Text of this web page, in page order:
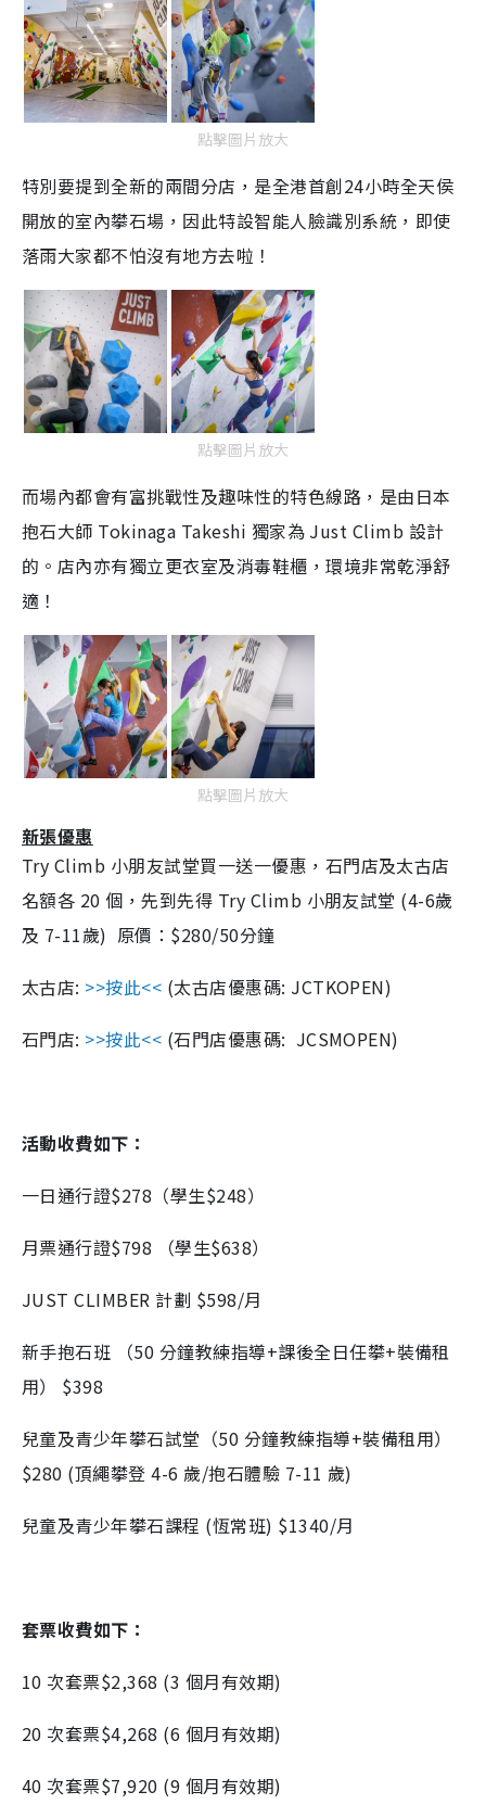
i
m
點擊圖片放大
特別要提到全新的兩間分店，是全港首創24小時全天侯
開放的室內攀石場，因此特設智能人臉識別系統，即使
落雨大家都不怕沒有地方去啦！
點擊圖片放大
而場內都會有富挑戰性及趣味性的特色線路，是由日本
抱石大師 Tokinaga Takeshi 獨家為 Just Climb 設計
的。店內亦有獨立更衣室及消毒鞋櫃，環境非常乾淨舒
適！
點擊圖片放大
新張優惠
Try Climb 小朋友試堂買一送一優惠，石門店及太古店
名額各 20 個，先到先得 Try Climb 小朋友試堂 (4-6歲
及 7-11歲) 原價：$280/50分鐘
太古店: >>按此<< (太古店優惠碼: JCTKOPEN)
石門店: >>按此<< (石門店優惠碼: JCSMOPEN)
活動收費如下：
一日通行證$278（學生$248）
月票通行證$798 （學生$638）
JUST CLIMBER 計劃 $598/月
新手抱石班 （50 分鐘教練指導+課後全日任攀+裝備租
用） $398
兒童及青少年攀石試堂（50 分鐘教練指導+裝備租用）
$280 (頂繩攀登 4-6 歲/抱石體驗 7-11 歲)
兒童及青少年攀石課程 (恆常班) $1340/月
套票收費如下：
10 次套票$2,368 (3 個月有效期)
20 次套票$4,268 (6 個月有效期)
40 次套票$7,920 (9 個月有效期)